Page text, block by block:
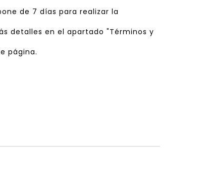
de 7 días para realizar la
detalles en el apartado "Términos y
página.